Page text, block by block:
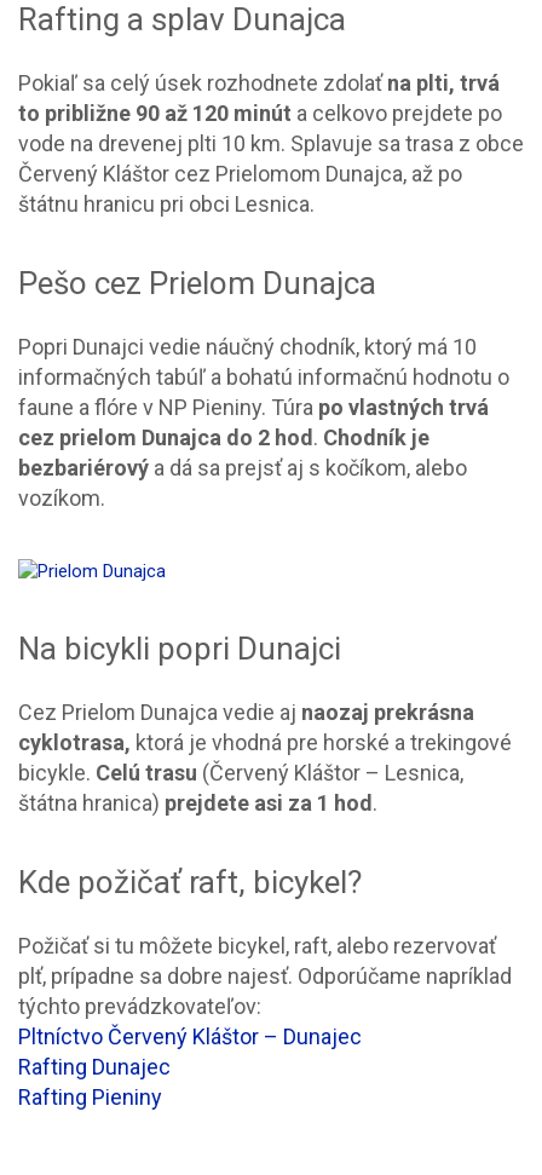
Rafting a splav Dunajca
Pokiaľ sa celý úsek rozhodnete zdolaťna plti, trvá
to približne 90 až 120 minút a celkovo prejdete po
vode na drevenej plti 10 km. Splavuje sa trasa z obce
Červený Kláštor cez Prielomom Dunajca, až po
štátnu hranicu pri obci Lesnica.
Pešo cez Prielom Dunajca
Popri Dunajci vedie náučný chodník, ktorý má 10
informačných tabúľ a bohatú informačnú hodnotu o
faune a flóre v NP Pieniny. Túra po vlastných trvá
cez prielom Dunajca do 2 hod . Chodník je
bezbariérový a dá sa prejsť aj s kočíkom, alebo
vozíkom.
Na bicykli popri Dunajci
Cez Prielom Dunajca vedie aj naozaj prekrásna
cyklotrasa, ktorá je vhodná pre horské a trekingové
bicykle. Celú trasu (Červený Kláštor – Lesnica,
štátna hranica) prejdete asi za 1 hod .
Kde požičať raft, bicykel?
Požičať si tu môžete bicykel, raft, alebo rezervovať
plť, prípadne sa dobre najesť. Odporúčame napríklad
týchto prevádzkovateľov:
Pltníctvo Červený Kláštor – Dunajec
Rafting Dunajec
Rafting Pieniny